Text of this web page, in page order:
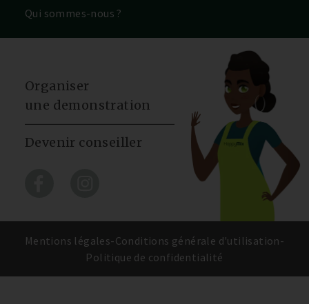
Qui sommes-nous ?
Organiser
une demonstration
Devenir conseiller
Mentions légales-Conditions générale d'utilisation-
Politique de confidentialité